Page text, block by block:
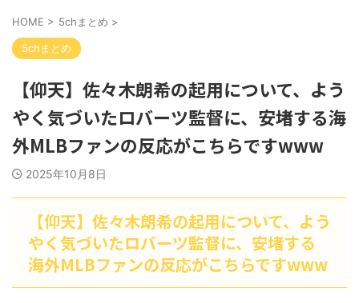
HOME > 5chまとめ >
5chまとめ
【仰天】佐々木朗希の起用について、よう
やく気づいたロバーツ監督に、安堵する海
外MLBファンの反応がこちらですwww
2025年10月8日
【仰天】佐々木朗希の起用について、よう
やく気づいたロバーツ監督に、安堵する
海外MLBファンの反応がこちらですwww